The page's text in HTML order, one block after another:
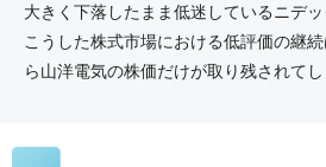
大きく下落したまま低迷しているニデッ
こうした株式市場における低評価の継
ら山洋電気の株価だけが取り残されてし